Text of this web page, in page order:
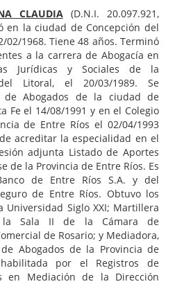
CLAUDIA(D.N.I. 20.097.921,
en la ciudad de Concepción del
02/1968. Tiene 48 años. Terminó
a la carrera de Abogacía en
Jurídicas y Sociales de la
Litoral, el 20/03/1989. Se
Abogados de la ciudad de
Fe el 14/08/1991 y en el Colegio
de Entre Ríos el 02/04/1993
acreditar la especialidad en el
adjunta Listado de Aportes
de la Provincia de Entre Ríos. Es
de Entre Ríos S.A. y del
de Entre Ríos. Obtuvo los
Universidad Siglo XXI; Martillera
la Sala II de la Cámara de
de Rosario; y Mediadora,
Abogados de la Provincia de
por el Registros de
en Mediación de la Dirección